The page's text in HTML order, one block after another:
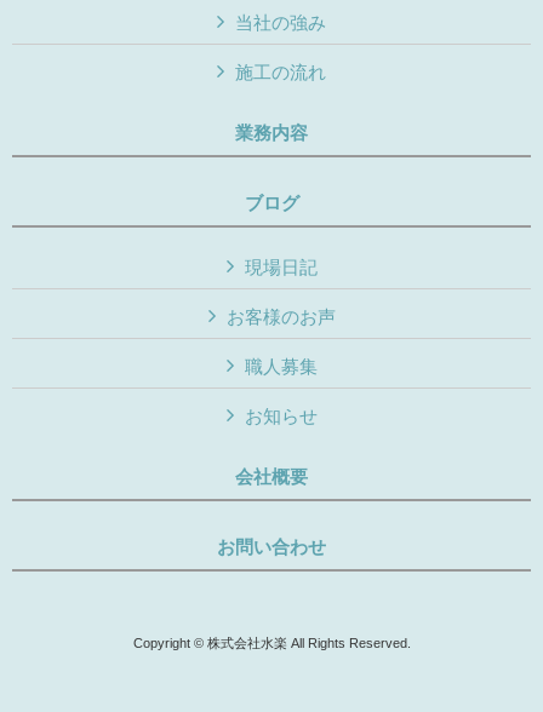
当社の強み
施工の流れ
業務内容
ブログ
現場日記
お客様のお声
職人募集
お知らせ
会社概要
お問い合わせ
Copyright © 株式会社水楽 All Rights Reserved.